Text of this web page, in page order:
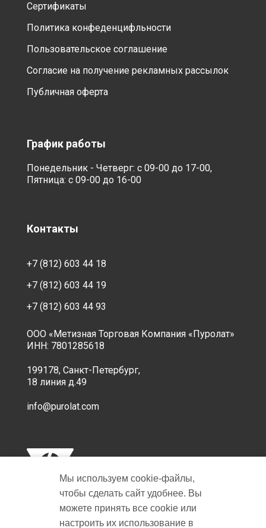
Сертификаты
Политика конфеденцифльности
Пользовательское соглашение
Согласие на получение рекламных рассылок
Публичная оферта
График работы
Понедельник - Четверг: с 09-00 до 17-00,
Пятница: с 09-00 до 16-00
Контакты
+7 (812) 603 44 18
+7 (812) 603 44 19
+7 (812) 603 44 93
ООО «Метизная Торговая Компания «Пуролат»
ИНН: 7801285618
199178, Санкт-Петербург,
18 линия д.49
info@purolat.com
Мы используем cookie‑файлы,
чтобы сделать сайт удобнее. Вы
можете принять все cookie или
настроить их использование в